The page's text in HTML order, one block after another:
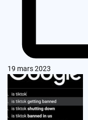
19 mars 2023